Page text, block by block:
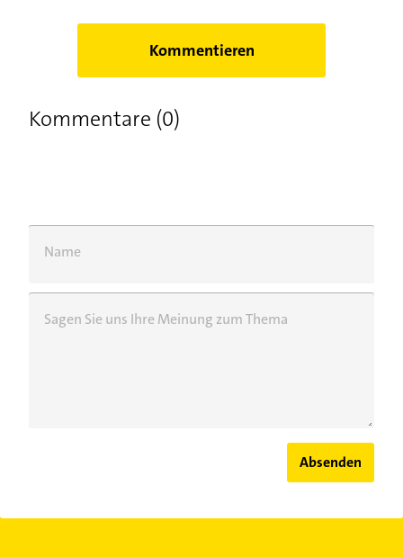
Kommentieren
Kommentare (0)
Name
Sagen Sie uns Ihre Meinung zum Thema
Absenden